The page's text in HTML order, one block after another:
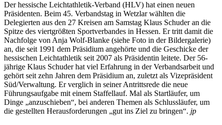
Der hessische Leichtathletik-Verband (HLV) hat einen neuen
Präsidenten. Beim 45. Verbandstag in Wetzlar wählten die
Delegierten aus den 27 Kreisen am Samstag Klaus Schuder an die
Spitze des viertgrößten Sportverbandes in Hessen. Er tritt damit die
Nachfolge von Anja Wolf-Blanke (siehe Foto in der Bildergalerie)
an, die seit 1991 dem Präsidium angehörte und die Geschicke der
hessischen Leichtathletik seit 2007 als Präsidentin leitete. Der 56-
jährige Klaus Schuder hat viel Erfahrung in der Verbandsarbeit und
gehört seit zehn Jahren dem Präsidium an, zuletzt als Vizepräsident
Süd/Verwaltung. Er verglich in seiner Antrittsrede die neue
Führungsaufgabe mit einem Staffellauf. Mal als Startläufer, um
Dinge „anzuschieben“, bei anderen Themen als Schlussläufer, um
die gestellten Herausforderungen „gut ins Ziel zu bringen“. jp